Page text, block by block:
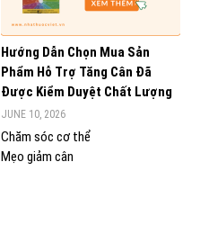
Hướng Dẫn Chọn Mua Sản
Phẩm Hỗ Trợ Tăng Cân Đã
Được Kiểm Duyệt Chất Lượng
JUNE 10, 2026
Chăm sóc cơ thể
Mẹo giảm cân